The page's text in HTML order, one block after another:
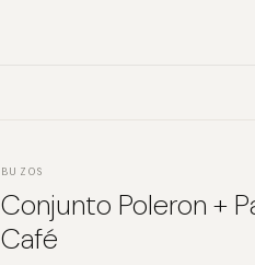
BUZOS
Conjunto Poleron +
Café